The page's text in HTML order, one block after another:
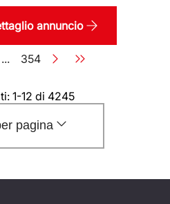
annuncio
... Pagina
354
1-12 di 4245
pagina